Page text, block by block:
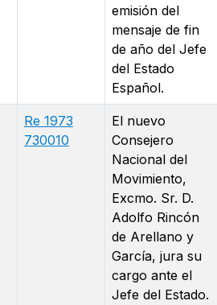
emisión del
mensaje de fin
de año del Jefe
del Estado
Español.
Re 1973
730010
El nuevo
Consejero
Nacional del
Movimiento,
Excmo. Sr. D.
Adolfo Rincón
de Arellano y
García, jura su
cargo ante el
Jefe del Estado.